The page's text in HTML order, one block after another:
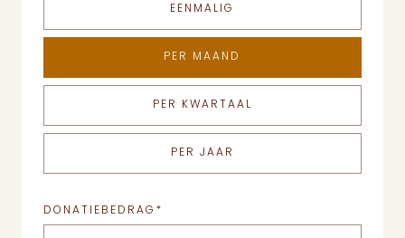
EENMALIG
PER MAAND
PER KWARTAAL
PER JAAR
DONATIEBEDRAG *